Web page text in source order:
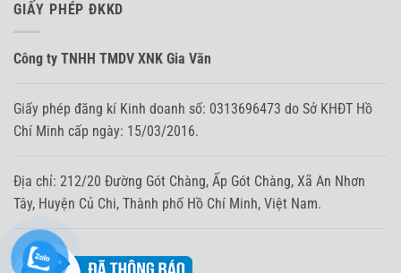
GIẤY PHÉP ĐKKD
Công ty TNHH TMDV XNK Gia Văn
Giấy phép đăng kí Kinh doanh số: 0313696473 do Sở KHĐT Hồ
Chí Minh cấp ngày: 15/03/2016.
Địa chỉ: 212/20 Đường Gót Chàng, Ấp Gót Chàng, Xã An Nhơn
Tây, Huyện Củ Chi, Thành phố Hồ Chí Minh, Việt Nam.